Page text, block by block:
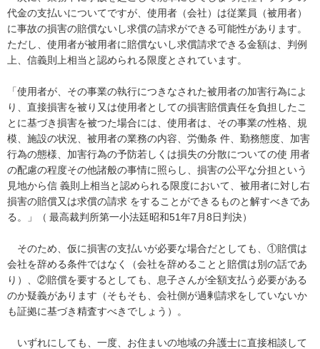
代金の支払いについてですが、使用者（会社）は従業員（被用者）
に事故の損害の賠償ないし求償の請求ができる可能性があります。
ただし、使用者が被用者に賠償ないし求償請求できる金額は、判例
上、信義則上相当と認められる限度とされています。
「使用者が、その事業の執行につきなされた被用者の加害行為によ
り、直接損害を被り又は使用者としての損害賠償責任を負担したこ
とに基づき損害を被つた場合には、使用者は、その事業の性格、規
模、施設の状況、被用者の業務の内容、労働条 件、勤務態度、加害
行為の態様、加害行為の予防若しくは損失の分散についての使 用者
の配慮の程度その他諸般の事情に照らし、損害の公平な分担という
見地から信 義則上相当と認められる限度において、被用者に対し右
損害の賠償又は求償の請求 をすることができるものと解すべきであ
る。」（ 最高裁判所第一小法廷昭和51年7月8日判決）
そのため、仮に損害の支払いが必要な場合だとしても、①賠償は
会社を辞める条件ではなく（会社を辞めることと賠償は別の話であ
り）、②賠償を要するとしても、息子さんが全額支払う必要がある
のか疑義があります（そもそも、会社側が過剰請求をしていないか
も証拠に基づき精査すべきでしょう）。
いずれにしても、一度、お住まいの地域の弁護士に直接相談して